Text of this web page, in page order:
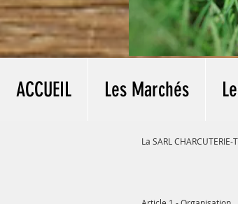
La SARL CHARCUTERIE-
ACCUEIL Les Marchés